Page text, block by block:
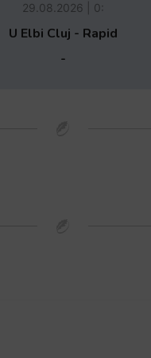
29.08.2026 | 0:
U Elbi Cluj - Rapid
-